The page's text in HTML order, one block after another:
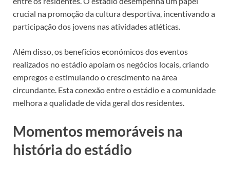
crucial na promoção da cultura desportiva, incentivando a
participação dos jovens nas atividades atléticas.
Além disso, os benefícios económicos dos eventos
realizados no estádio apoiam os negócios locais, criando
empregos e estimulando o crescimento na área
circundante. Esta conexão entre o estádio e a comunidade
melhora a qualidade de vida geral dos residentes.
Momentos memoráveis na
história do estádio